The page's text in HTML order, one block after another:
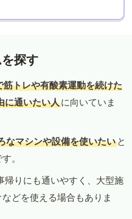
探す
筋トレや有酸素運動を続けた
に通いたい人に向いていま
なマシンや設備を使いたい と
。
りにも通いやすく、大型施
どを使える場合もありま